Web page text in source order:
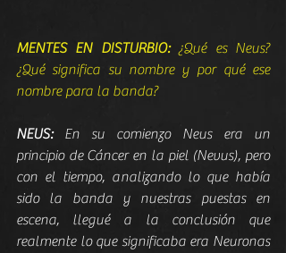
MENTES EN DISTURBIO: ¿Qué es Neus?
¿Qué significa su nombre y por qué ese
nombre para la banda?
NEUS: En su comienzo Neus era un
principio de Cáncer en la piel (Nevus), pero
con el tiempo, analizando lo que había
sido la banda y nuestras puestas en
escena, llegué a la conclusión que
realmente lo que significaba era Neuronas